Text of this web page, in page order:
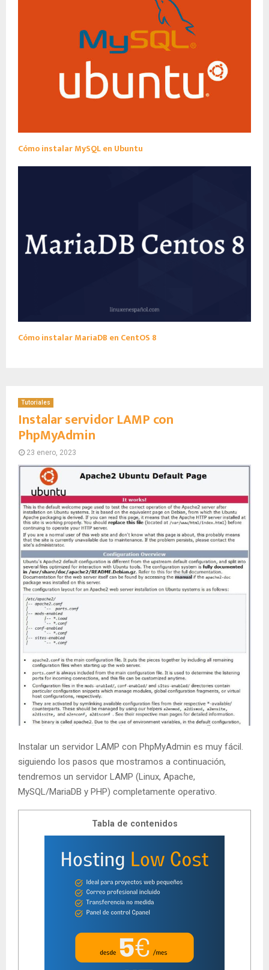
Cómo instalar MySQL en Ubuntu
Cómo instalar MariaDB en CentOS 8
Tutoriales
Instalar servidor LAMP con
PhpMyAdmin
23 enero, 2023
Instalar un servidor LAMP con PhpMyAdmin es muy fácil.
siguiendo los pasos que mostramos a continuación,
tendremos un servidor LAMP (Linux, Apache,
MySQL/MariaDB y PHP) completamente operativo.
Tabla de contenidos